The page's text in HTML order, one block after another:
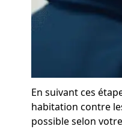
En suivant ces
habitation contre
possible selon